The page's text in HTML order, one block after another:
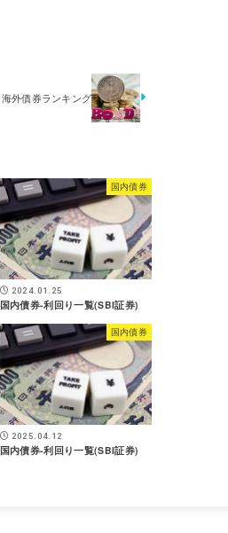
外債券ランキング
国内債券
2024.01.25
国内債券-利回り一覧(SBI証券)
国内債券
2025.04.12
国内債券-利回り一覧(SBI証券)